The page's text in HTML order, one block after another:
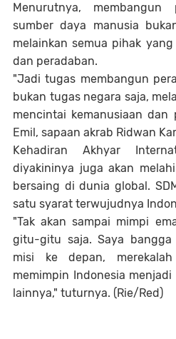
Menurutnya, membangun
sumber daya manusia
melainkan semua pihak
dan peradaban.
"Jadi tugas membangun
bukan tugas negara saja,
mencintai kemanusiaan dan
Emil, sapaan akrab Ridwan
Kehadiran Akhyar
diyakininya juga akan
bersaing di dunia global.
satu syarat terwujudnya
"Tak akan sampai mimpi
gitu-gitu saja. Saya bangga
misi ke depan,
memimpin Indonesia menjadi
lainnya," tuturnya. (Rie/Red)